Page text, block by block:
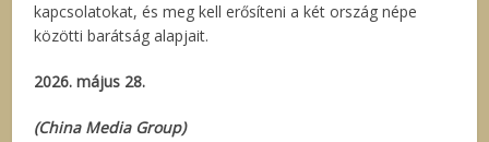
kapcsolatokat, és meg kell erősíteni a két ország népe
közötti barátság alapjait.
2026. május 28.
(China Media Group)